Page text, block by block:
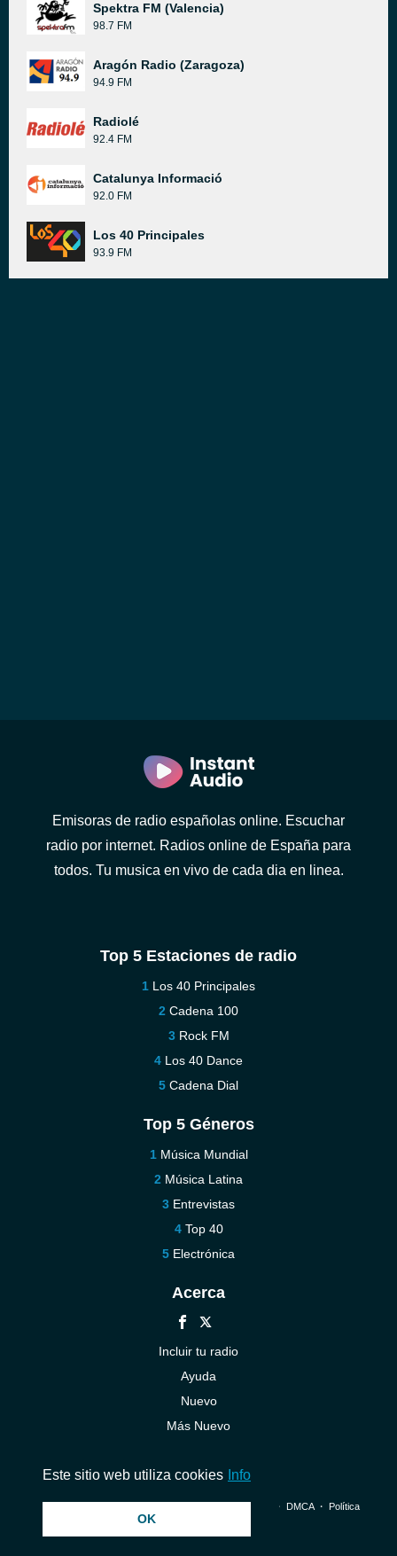
Spektra FM (Valencia)
98.7 FM
Aragón Radio (Zaragoza)
94.9 FM
Radiolé
92.4 FM
Catalunya Informació
92.0 FM
Los 40 Principales
93.9 FM
Emisoras de radio españolas online. Escuchar
radio por internet. Radios online de España para
todos. Tu musica en vivo de cada dia en linea.
Top 5 Estaciones de radio
Los 40 Principales
Cadena 100
Rock FM
Los 40 Dance
Cadena Dial
Top 5 Géneros
Música Mundial
Música Latina
Entrevistas
Top 40
Electrónica
Acerca
Incluir tu radio
Ayuda
Nuevo
Más Nuevo
© 2026 InstantAudio. Reservados todos los derechos. ・ DMCA・ Política
Este sitio web utiliza cookies Info
OK